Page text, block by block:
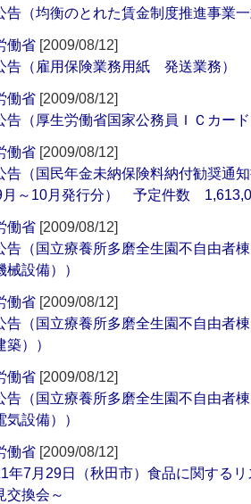
告（均衡のとれた賃金制度推進事業一
働省 [2009/08/12]
告（雇用保険業務用紙 発送業務）
働省 [2009/08/12]
告（厚生労働省国家公務員ＩＣカー
働省 [2009/08/12]
告（国民年金未納保険料納付勧奨通
月～10月発行分） 予定件数
働省 [2009/08/12]
告（国立療養所多磨全生園不自由者
械設備））
働省 [2009/08/12]
告（国立療養所多磨全生園不自由者
築））
働省 [2009/08/12]
告（国立療養所多磨全生園不自由者
気設備））
働省 [2009/08/12]
年7月29日（秋田市）食品に関する
交換会～